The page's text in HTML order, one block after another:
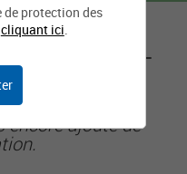
protection des
cliquant ici.
d'Épinay-
encore ajouté de